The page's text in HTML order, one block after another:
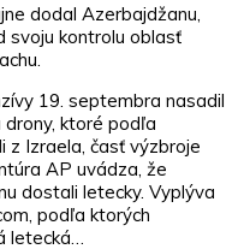
dodal Azerbajdžanu,
svoju kontrolu oblasť
19. septembra nasadil
ktoré podľa
z Izraela, časť výzbroje
AP uvádza, že
dostali letecky. Vyplýva
podľa ktorých